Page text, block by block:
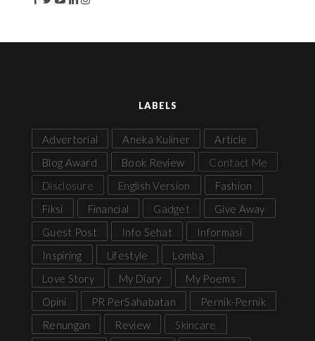
LABELS
Advertorial Aneka Kuliner
Article
Blog Award
Book Review
Contact Me
Disclosure
English Version
Fashion
Fiksi
Financial Gadget
Give Away
Guest Post
Info Sehat
Informasi
Inspiring
Lifestyle
Lomba
Love Story
My Diary
My Poems
Opini
PR PerSahabatan
Pernik-Pernik
Renungan
Review
Skincare